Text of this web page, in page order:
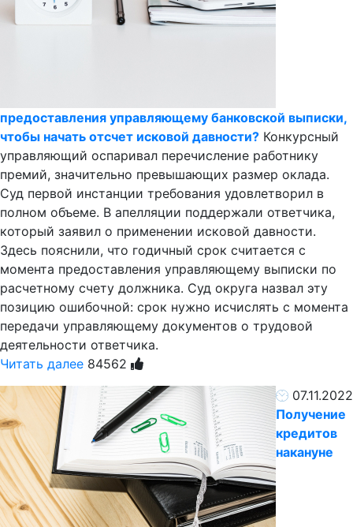
предоставления управляющему банковской выписки,
чтобы начать отсчет исковой давности? Конкурсный
управляющий оспаривал перечисление работнику
премий, значительно превышающих размер оклада.
Суд первой инстанции требования удовлетворил в
полном объеме. В апелляции поддержали ответчика,
который заявил о применении исковой давности.
Здесь пояснили, что годичный срок считается с
момента предоставления управляющему выписки по
расчетному счету должника. Суд округа назвал эту
позицию ошибочной: срок нужно исчислять с момента
передачи управляющему документов о трудовой
деятельности ответчика.
Читать далее 84562
07.11.2022
Получение
кредитов
накануне